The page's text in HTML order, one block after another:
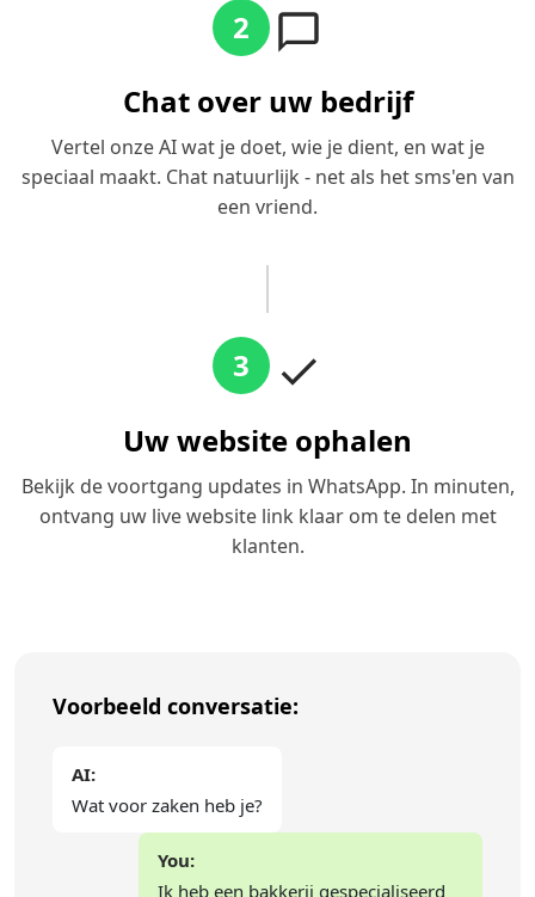
2
Chat over uw bedrijf
Vertel onze AI wat je doet, wie je dient, en wat je
speciaal maakt. Chat natuurlijk - net als het sms'en van
een vriend.
3
Uw website ophalen
Bekijk de voortgang updates in WhatsApp. In minuten,
ontvang uw live website link klaar om te delen met
klanten.
Voorbeeld conversatie:
AI:
Wat voor zaken heb je?
You:
Ik heb een bakkerij gespecialiseerd